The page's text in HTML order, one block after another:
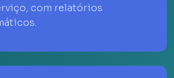
com relatórios